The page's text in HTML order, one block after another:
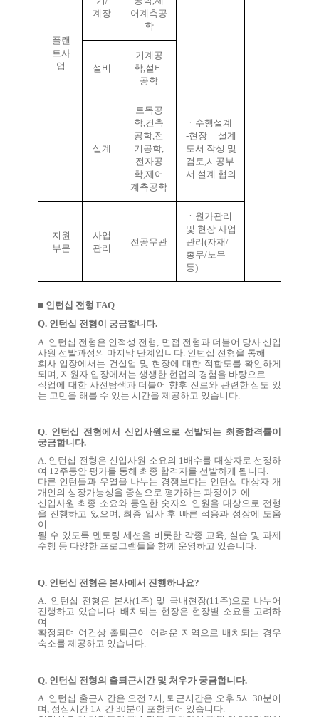
플랜
트사
업
계장
어계측공
학
설비
기계공
학,설비
공학
설계
토목공
학,건축
공학,전
기공학,
전자공
학,제어
계측공학
ㆍ 수행설계
-현장 설계
도서 작성 및
검토,시공부
서 설계 협의
지원
부문
사업
관리
전공무관
ㆍ원가관리
및 현장 사업
관리(자재/
총무/노무
등)
■ 인턴십 전형 FAQ
Q. 인턴십 전형이 궁금합니다.
A. 인턴십 전형은 인적성 전형
면접 전형과 더불어 당사 신입
사원 선발과정의 마지막 단계입니다 인턴십 전형을 통해
회사 입장에서는 건설업 및 현장에 대한 적합도를 확인하게
되며 지원자 입장에서는 생생한 현업의 경험을 바탕으로
직업에 대한 사전탐색과 더불어 향후 진로와 관련한 심도 있
는 고민을 해볼 수 있는 시간을 제공하고 있습니다
Q. 인턴십 전형에서 신입사원으로 선발되는 최종합격률이
궁금합니다.
A. 인턴십 전형은 신입사원 소요의 1배수를 대상자로 선정하
여 12주동안 평가를 통해 최종 합격자를 선발하게 됩니다.
다른 인턴들과 우열을 나누는 경쟁보다는 인턴십 대상자 개
개인의 성장가능성을 중심으로 평가하는 과정이기에
신입사원 최종 소요와 동일한 숫자의 인원을 대상으로 전형
을 진행하고 있으며 , 최종 입사 후 빠른 적응과 성장에 도움
이
될 수 있도록 멘토링 세션을 비롯한 각종 교육, 실습 및 과제
수행 등 다양한 프로그램들을 함께 운영하고 있습니다.
Q. 인턴십 전형은 본사에서 진행하나요?
A. 인턴십 전형은 본사(1주) 및 국내현장(11주)으로 나누어
진행하고 있습니다. 배치되는 현장은 현장별 소요를 고려하
여
확정되며 여건상 출퇴근이 어려운 지역으로 배치되는 경우
숙소를 제공하고 있습니다.
Q. 인턴십 전형의 출퇴근시간 및 처우가 궁금합니다.
A. 인턴십 출근시간은 오전 7시 , 퇴근시간은 오후 5시 30분이
며 , 점심시간 1시간 30분이 포함되어 있습니다.